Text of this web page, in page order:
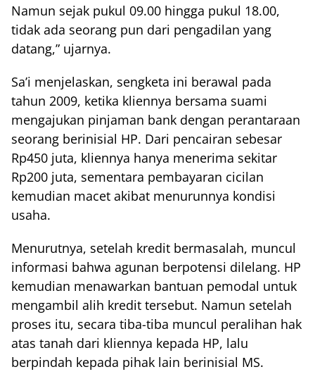
Namun sejak pukul 09.00 hingga pukul 18.00,
tidak ada seorang pun dari pengadilan yang
datang,” ujarnya.
Sa’i menjelaskan, sengketa ini berawal pada
tahun 2009, ketika kliennya bersama suami
mengajukan pinjaman bank dengan perantaraan
seorang berinisial HP. Dari pencairan sebesar
Rp450 juta, kliennya hanya menerima sekitar
Rp200 juta, sementara pembayaran cicilan
kemudian macet akibat menurunnya kondisi
usaha.
Menurutnya, setelah kredit bermasalah, muncul
informasi bahwa agunan berpotensi dilelang. HP
kemudian menawarkan bantuan pemodal untuk
mengambil alih kredit tersebut. Namun setelah
proses itu, secara tiba-tiba muncul peralihan hak
atas tanah dari kliennya kepada HP, lalu
berpindah kepada pihak lain berinisial MS.